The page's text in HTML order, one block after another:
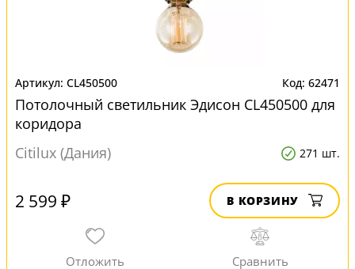
CL450500 62471
Потолочный светильник Эдисон CL450500 для
коридора
Citilux (Дания)
271 шт.
2 599 ₽ В КОРЗИНУ